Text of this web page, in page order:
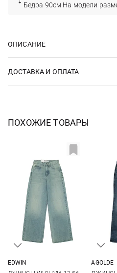
Бедра 90см На модели
ОПИСАНИЕ
ДОСТАВКА И ОПЛАТА
ПОХОЖИЕ ТОВАРЫ
EDWIN
AGOLDE